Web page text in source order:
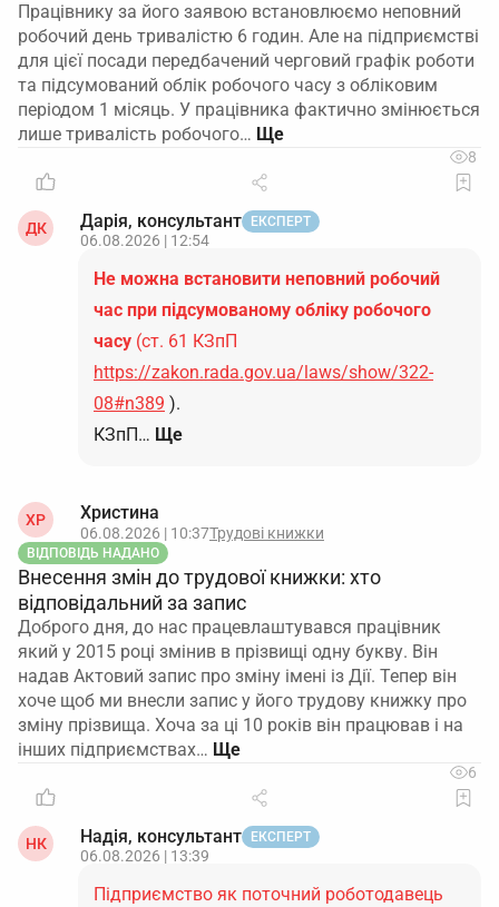
Працівнику за його заявою встановлюємо неповний
робочий день тривалістю 6 годин. Але на підприємстві
для цієї посади передбачений черговий графік роботи
та підсумований облік робочого часу з обліковим
періодом 1 місяць. У працівника фактично змінюється
лише тривалість робочого…
8
ДК Дарія, консультант ЕКСПЕРТ
06.08.2026 | 12:54
Не можна встановити неповний робочий
час при підсумованому обліку робочого
часу (ст. 61 КЗпП
https://zakon.rada.gov.ua/laws/show/322-
08#n389 ).
КЗпП… Ще
ХР Христина
06.08.2026 | 10:37Трудові книжки
ВІДПОВІДЬ НАДАНО
Внесення змін до трудової книжки: хто
відповідальний за запис
Доброго дня, до нас працевлаштувався працівник
який у 2015 році змінив в прізвищі одну букву. Він
надав Актовий запис про зміну імені із Дії. Тепер він
хоче щоб ми внесли запис у його трудову книжку про
зміну прізвища. Хоча за ці 10 років він працював і на
інших підприємствах…
6
НК Надія, консультант ЕКСПЕРТ
06.08.2026 | 13:39
Підприємство як поточний роботодавець